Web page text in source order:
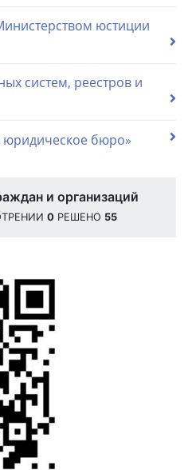
юстиции
систем, реестров и
юридическое бюро»
и организаций
0 РЕШЕНО 55